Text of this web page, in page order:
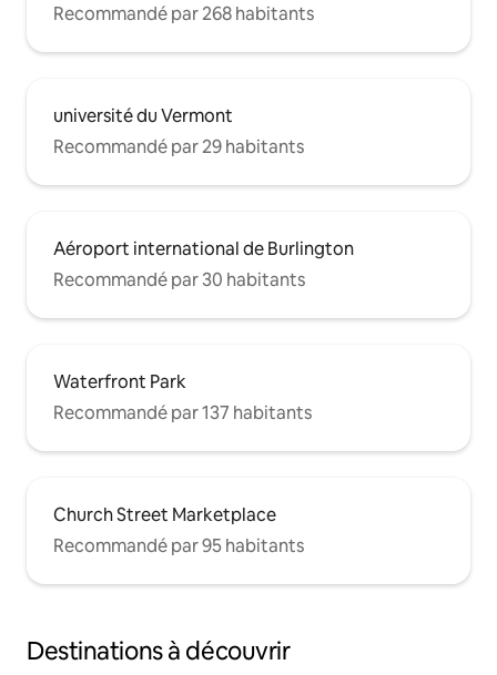
Recommandé par 268 habitants
université du Vermont
Recommandé par 29 habitants
Aéroport international de Burlington
Recommandé par 30 habitants
Waterfront Park
Recommandé par 137 habitants
Church Street Marketplace
Recommandé par 95 habitants
Destinations à découvrir